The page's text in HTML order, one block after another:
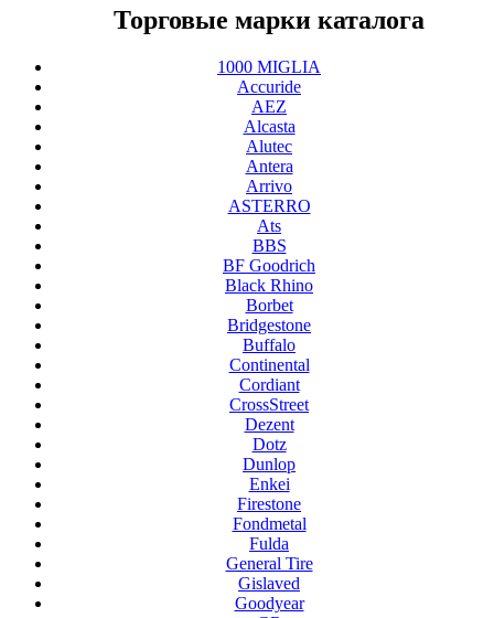
Торговые марки каталога
1000 MIGLIA
Accuride
AEZ
Alcasta
Alutec
Antera
Arrivo
ASTERRO
Ats
BBS
BF Goodrich
Black Rhino
Borbet
Bridgestone
Buffalo
Continental
Cordiant
CrossStreet
Dezent
Dotz
Dunlop
Enkei
Firestone
Fondmetal
Fulda
General Tire
Gislaved
Goodyear